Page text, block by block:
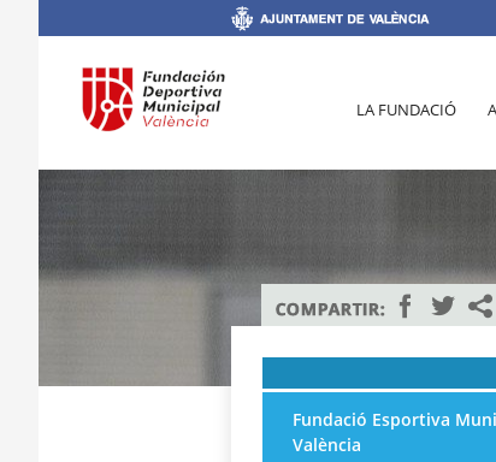
LA FUNDACIÓ
Fundació Esportiva
València